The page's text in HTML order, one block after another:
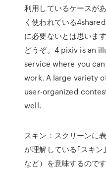
利用しているケースが
く使われている
に必要ないとは思いま
どうぞ。4 pixiv is an
service where you
work. A large variety
user-organized
well.
スキン：スクリーンに
が理解している｢スキ
など）を意味するので